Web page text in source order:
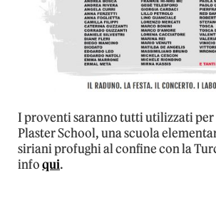
I proventi saranno tutti utilizzati per
Plaster School, una scuola
siriani profughi al confine con la
infoqui.